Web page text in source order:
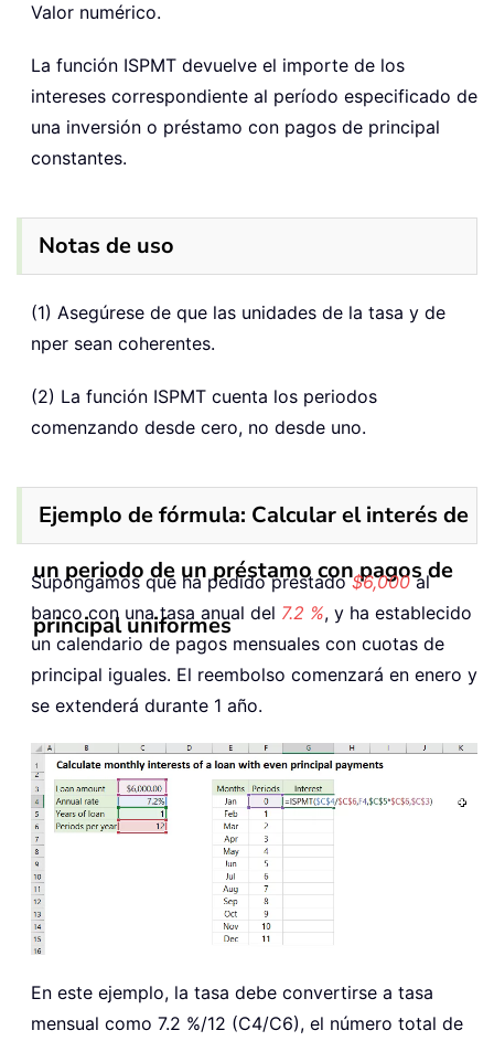
Valor numérico.
La función ISPMT devuelve el importe de los
intereses correspondiente al período especificado de
una inversión o préstamo con pagos de principal
constantes.
Notas de uso
(1) Asegúrese de que las unidades de la tasa y de
nper sean coherentes.
(2) La función ISPMT cuenta los periodos
comenzando desde cero, no desde uno.
Ejemplo de fórmula: Calcular el interés de
un periodo de un préstamo con pagos de
principal uniformes
Supongamos que ha pedido prestado$6,000al
banco con una tasa anual del 7.2 %, y ha establecido
un calendario de pagos mensuales con cuotas de
principal iguales. El reembolso comenzará en enero y
se extenderá durante 1 año.
En este ejemplo, la tasa debe convertirse a tasa
mensual como 7.2 %/12 (C4/C6), el número total de